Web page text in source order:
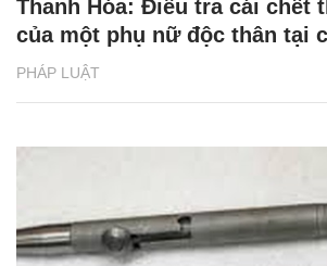
PHÁP LUẬT
Thanh Hóa: Điều tra cái chết
của một phụ nữ độc thân tại